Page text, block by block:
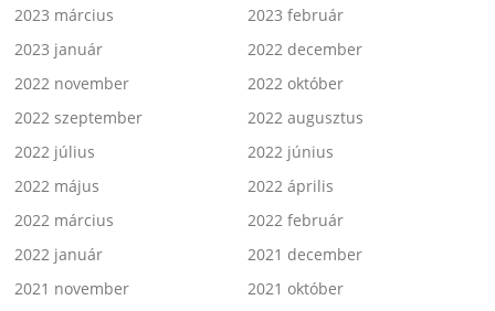
2023 március
2023 február
2023 január
2022 december
2022 november
2022 október
2022 szeptember
2022 augusztus
2022 július
2022 június
2022 május
2022 április
2022 március
2022 február
2022 január
2021 december
2021 november
2021 október